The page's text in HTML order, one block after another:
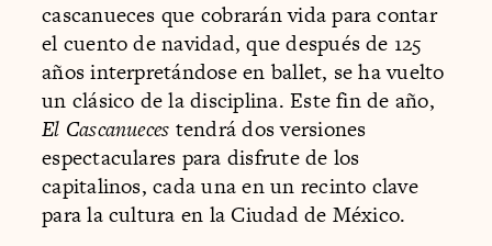
cascanueces que cobrarán vida para contar
el cuento de navidad, que después de 125
años interpretándose en ballet, se ha vuelto
un clásico de la disciplina. Este fin de año,
El Cascanueces tendrá dos versiones
espectaculares para disfrute de los
capitalinos, cada una en un recinto clave
para la cultura en la Ciudad de México.